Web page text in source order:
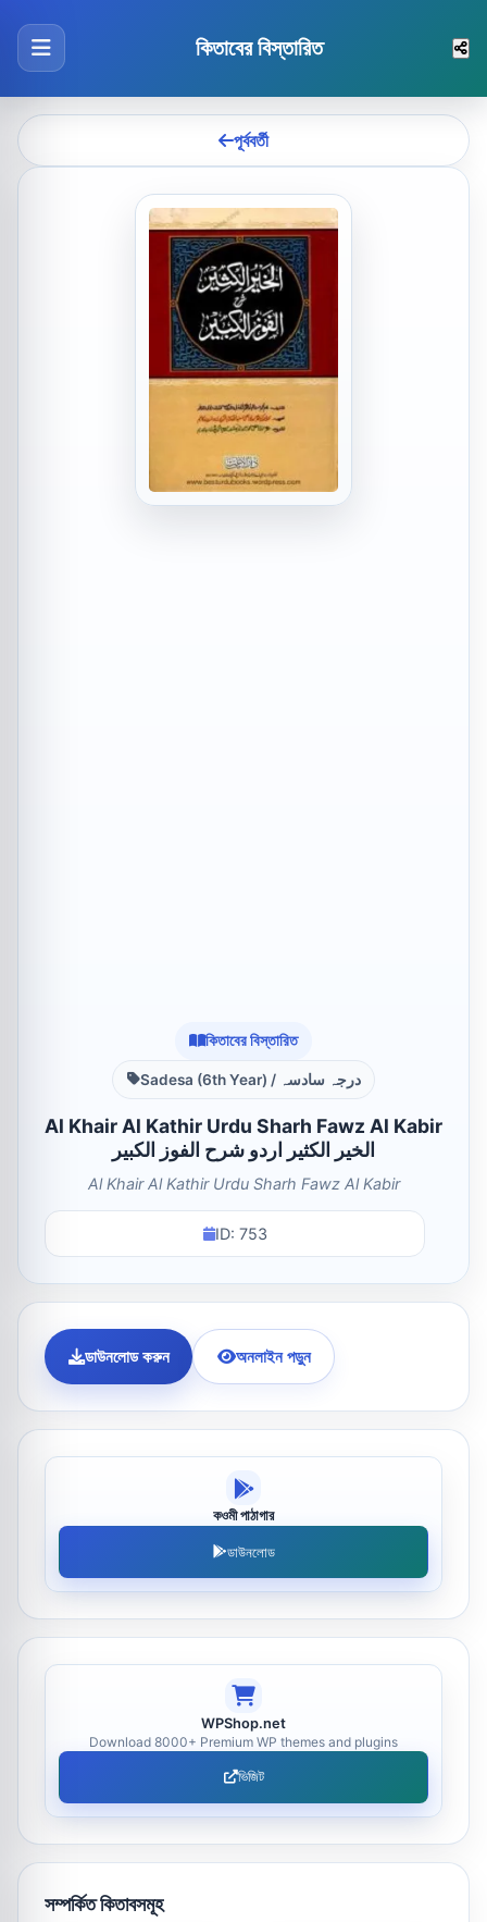
কিতাবের বিস্তারিত
পূর্ববর্তী
কিতাবের বিস্তারিত
Sadesa (6th Year) / درجہ سادسہ
Al Khair Al Kathir Urdu Sharh Fawz Al Kabir
الخیر الکثیر اردو شرح الفوز الکبیر
Al Khair Al Kathir Urdu Sharh Fawz Al Kabir
ID: 753
ডাউনলোড করুন অনলাইন পড়ুন
কওমী পাঠাগার
ডাউনলোড
WPShop.net
Download 8000+ Premium WP themes and plugins
ভিজিট
সম্পর্কিত কিতাবসমূহ